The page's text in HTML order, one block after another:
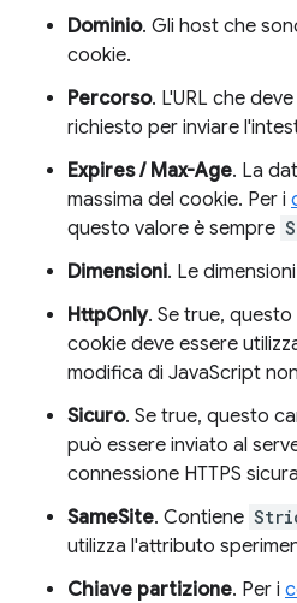
Dominio. Gli host che
cookie.
Percorso. L'URL che
richiesto per inviare
Expires / Max-Age. La
massima del cookie. Per i
questo valore è sempre
Dimensioni. Le
HttpOnly. Se true,
cookie deve essere
modifica di JavaScript
Sicuro. Se true, questo
può essere inviato al
connessione HTTPS
SameSite. Contiene
utilizza l'attributo
Chiave partizione. Per i